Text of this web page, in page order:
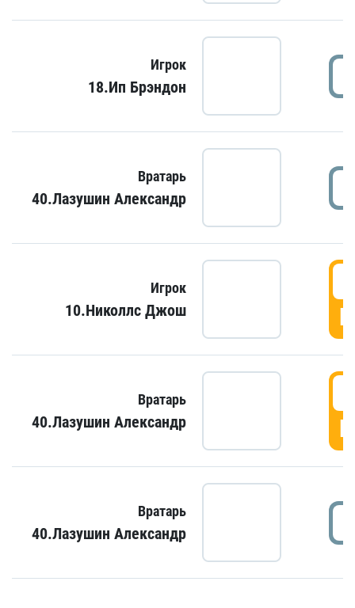
Игрок
18.Ип Брэндон
Вратарь
40.Лазушин Александр
Игрок
10.Николлс Джош
Вратарь
40.Лазушин Александр
Вратарь
40.Лазушин Александр